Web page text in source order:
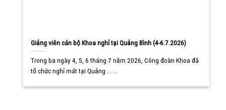
Giảng viên cán bộ Khoa nghỉ tại Quảng Bình (4-6.7.2026)
Trong ba ngày 4, 5, 6 tháng 7 năm 2026, Công đoàn Khoa đã
tổ chức nghỉ mát tại Quảng ... ...